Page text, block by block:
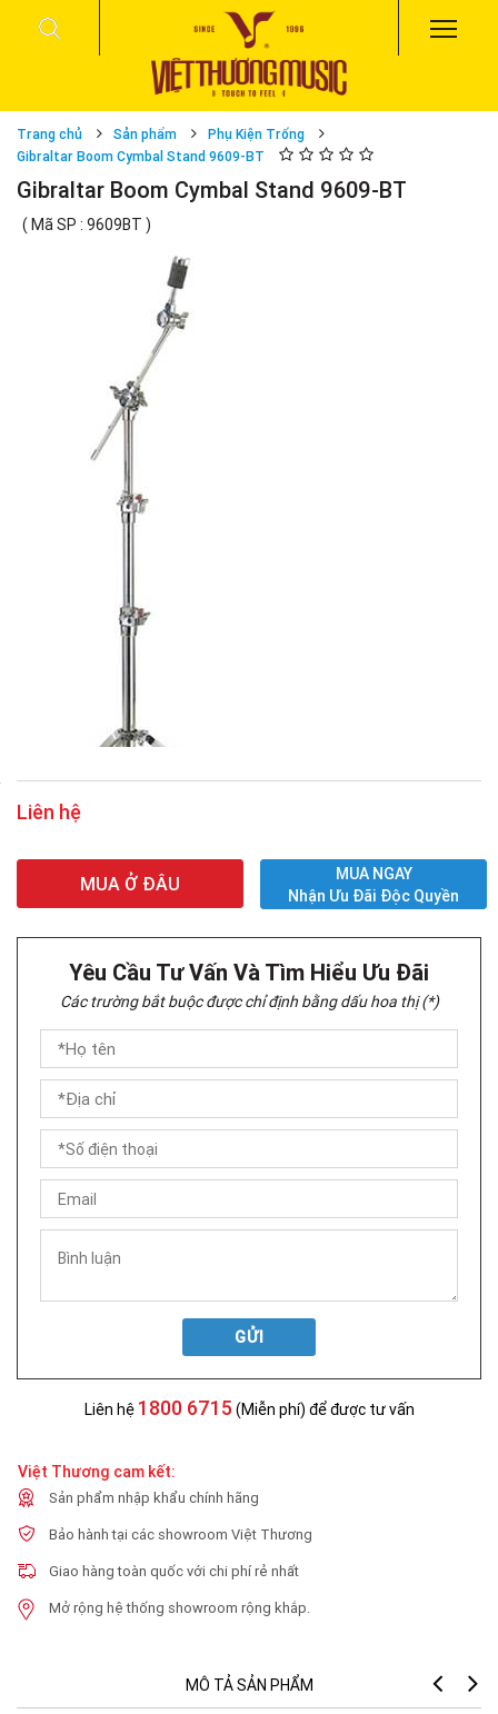
Trang chủ Sản phẩm
Phụ Kiện Trống
Gibraltar Boom Cymbal Stand 9609-BT
Gibraltar Boom Cymbal Stand 9609-BT
( Mã SP : 9609BT )
Liên hệ
MUA Ở ĐÂU
MUA NGAY
Nhận Ưu Đãi Độc Quyền
Yêu Cầu Tư Vấn Và Tìm Hiểu Ưu Đãi
Các trường bắt buộc được chỉ định bằng dấu hoa thị (*)
GỬI
Liên hệ 1800 6715 (Miễn phí) để được tư vấn
Việt Thương cam kết:
Sản phẩm nhập khẩu chính hãng
Bảo hành tại các showroom Việt Thương
Giao hàng toàn quốc với chi phí rẻ nhất
Mở rộng hệ thống showroom rộng khắp.
MÔ TẢ SẢN PHẨM